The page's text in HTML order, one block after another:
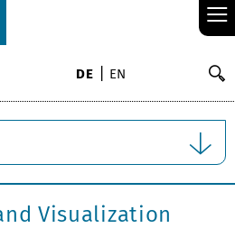
≡
DE EN
Visualization